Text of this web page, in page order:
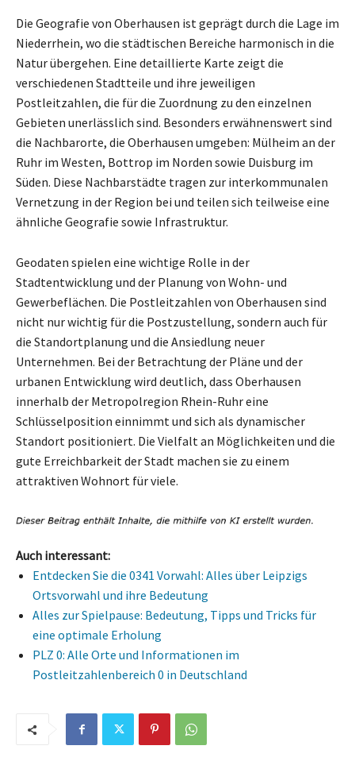
Die Geografie von Oberhausen ist geprägt durch die Lage im
Niederrhein, wo die städtischen Bereiche harmonisch in die
Natur übergehen. Eine detaillierte Karte zeigt die
verschiedenen Stadtteile und ihre jeweiligen
Postleitzahlen, die für die Zuordnung zu den einzelnen
Gebieten unerlässlich sind. Besonders erwähnenswert sind
die Nachbarorte, die Oberhausen umgeben: Mülheim an der
Ruhr im Westen, Bottrop im Norden sowie Duisburg im
Süden. Diese Nachbarstädte tragen zur interkommunalen
Vernetzung in der Region bei und teilen sich teilweise eine
ähnliche Geografie sowie Infrastruktur.
Geodaten spielen eine wichtige Rolle in der
Stadtentwicklung und der Planung von Wohn- und
Gewerbeflächen. Die Postleitzahlen von Oberhausen sind
nicht nur wichtig für die Postzustellung, sondern auch für
die Standortplanung und die Ansiedlung neuer
Unternehmen. Bei der Betrachtung der Pläne und der
urbanen Entwicklung wird deutlich, dass Oberhausen
innerhalb der Metropolregion Rhein-Ruhr eine
Schlüsselposition einnimmt und sich als dynamischer
Standort positioniert. Die Vielfalt an Möglichkeiten und die
gute Erreichbarkeit der Stadt machen sie zu einem
attraktiven Wohnort für viele.
Auch interessant:
Entdecken Sie die 0341 Vorwahl: Alles über Leipzigs
Ortsvorwahl und ihre Bedeutung
Alles zur Spielpause: Bedeutung, Tipps und Tricks für
eine optimale Erholung
PLZ 0: Alle Orte und Informationen im
Postleitzahlenbereich 0 in Deutschland